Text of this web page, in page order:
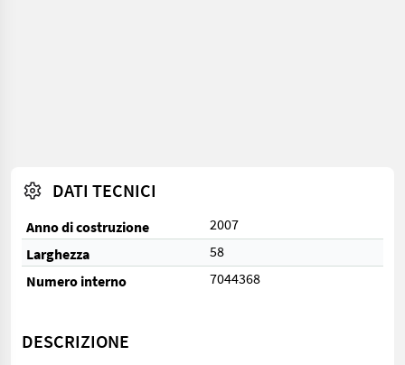
DATI TECNICI
Anno di costruzione
2007
Larghezza
58
Numero interno
7044368
DESCRIZIONE